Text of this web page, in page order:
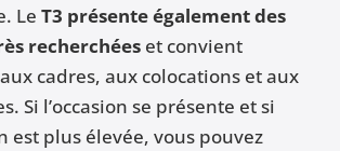
LeT3 présente également des
recherchées et convient
cadres, aux colocations et aux
Si l’occasion se présente et si
est plus élevée, vous pouvez